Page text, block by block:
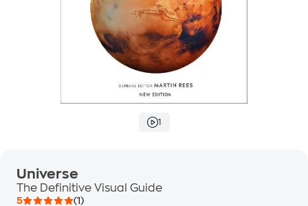
1
Universe
The Definitive Visual Guide
5
(1)